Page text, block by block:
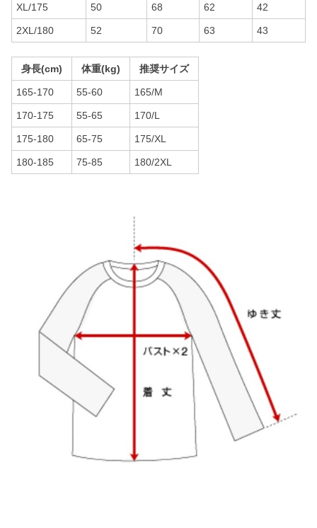
XL/175 50 68 62 42
2XL/180 52 70 63 43
身長(cm) 体重(kg) 推奨サイズ
165-170 55-60 165/M
170-175 55-65 170/L
175-180 65-75 175/XL
180-185 75-85 180/2XL